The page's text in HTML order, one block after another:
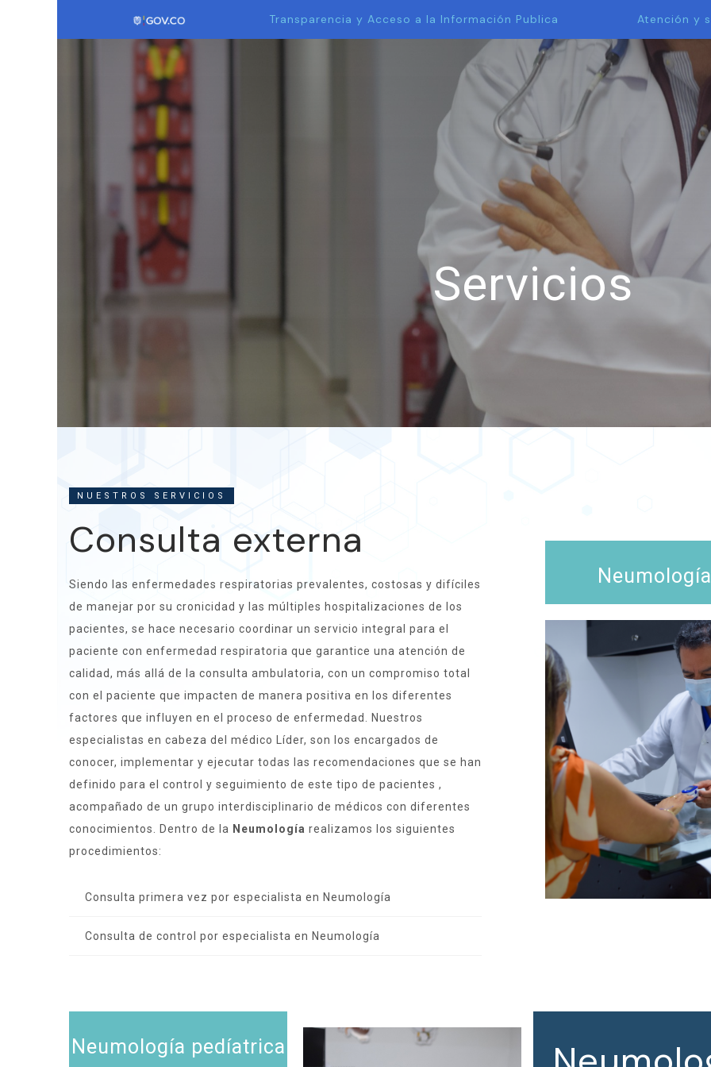
Transparencia y Acceso a la Información Publica Atención y
Servicios
NUESTROS SERVICIOS
Consulta externa
Siendo las enfermedades respiratorias prevalentes, costosas y difíciles
de manejar por su cronicidad y las múltiples hospitalizaciones de los
pacientes, se hace necesario coordinar un servicio integral para el
paciente con enfermedad respiratoria que garantice una atención de
calidad, más allá de la consulta ambulatoria, con un compromiso total
con el paciente que impacten de manera positiva en los diferentes
factores que influyen en el proceso de enfermedad. Nuestros
especialistas en cabeza del médico Líder, son los encargados de
conocer, implementar y ejecutar todas las recomendaciones que se han
definido para el control y seguimiento de este tipo de pacientes ,
acompañado de un grupo interdisciplinario de médicos con diferentes
conocimientos. Dentro de la Neumología realizamos los siguientes
procedimientos:
Consulta primera vez por especialista en Neumología
Consulta de control por especialista en Neumología
Neumología
Neumología pedíatrica